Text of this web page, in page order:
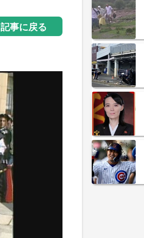
記事に戻る